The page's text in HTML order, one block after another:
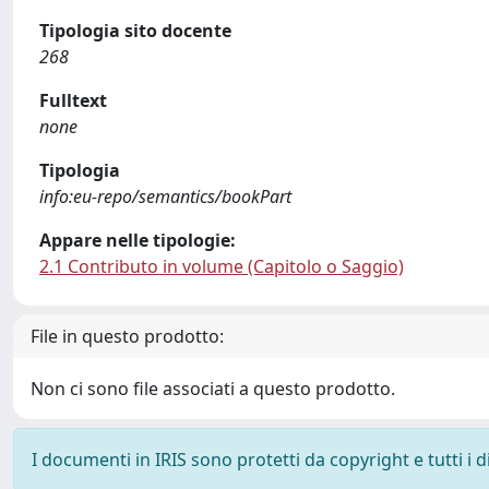
Tipologia sito docente
268
Fulltext
none
Tipologia
info:eu-repo/semantics/bookPart
Appare nelle tipologie:
2.1 Contributo in volume (Capitolo o Saggio)
File in questo prodotto:
Non ci sono file associati a questo prodotto.
I documenti in IRIS sono protetti da copyright e tutti i